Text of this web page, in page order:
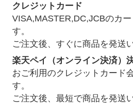
クレジットカード
VISA,MASTER,DC,JCBのカ
す。
ご注文後、すぐに商品を発送
楽天ペイ（オンライン決済）
おご利用のクレジットカード
す。
ご注文後、最短で商品を発送